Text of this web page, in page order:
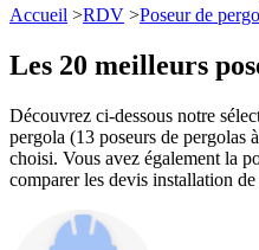
Accueil >RDV >Poseur de
Les 20 meilleurs
Découvrez ci-dessous notre
pergola (13 poseurs de pergolas
choisi. Vous avez également la
comparer les devis installation